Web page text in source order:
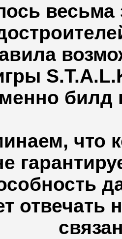
весьма
билд
что
отвечать